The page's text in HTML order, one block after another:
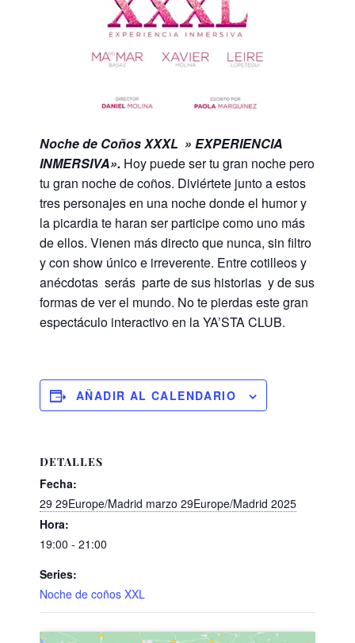
Noche de Coños XXXL » EXPERIENCIA
INMERSIVA». Hoy puede ser tu gran noche pero
tu gran noche de coños. Diviértete junto a estos
tres personajes en una noche donde el humor y
la picardia te haran ser participe como uno más
de ellos. Vienen más directo que nunca, sin filtro
y con show único e irreverente. Entre cotilleos y
anécdotas serás parte de sus historias y de sus
formas de ver el mundo. No te pierdas este gran
espectáculo interactivo en la YA’STA CLUB.
AÑADIR AL CALENDARIO
DETALLES
Fecha:
29 29Europe/Madrid marzo 29Europe/Madrid 2025
Hora:
19:00 - 21:00
Series:
Noche de coños XXL